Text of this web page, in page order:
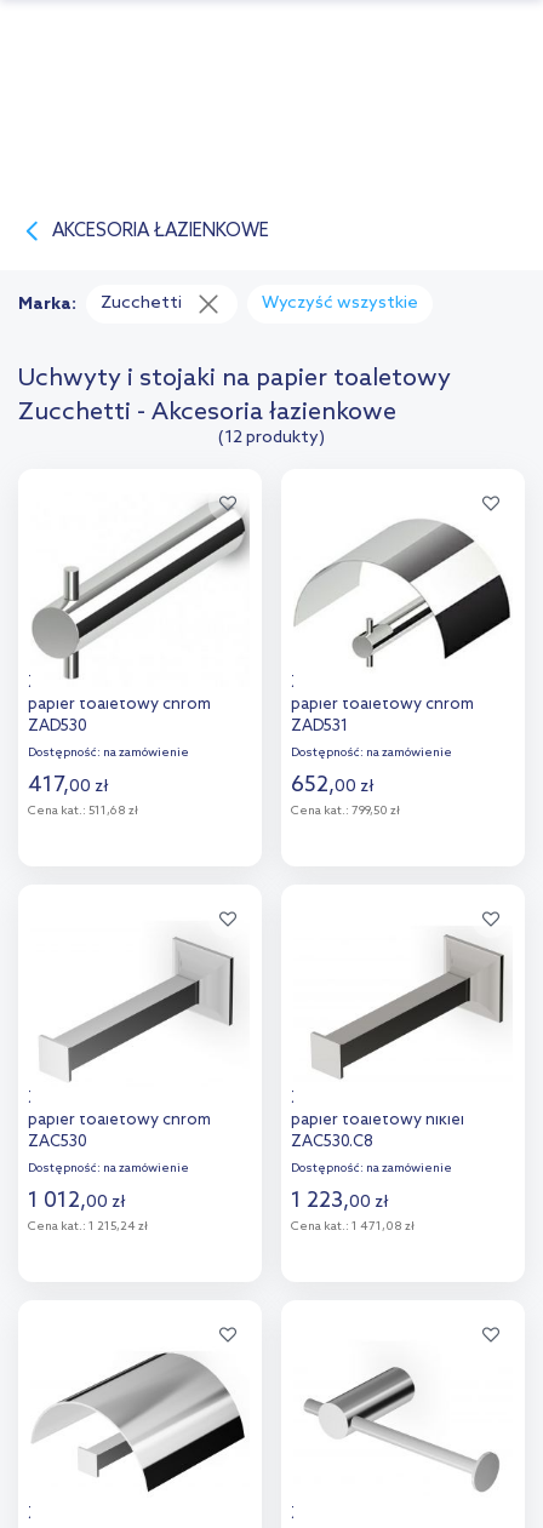
AKCESORIA ŁAZIENKOWE
Uchwyty i stojaki na papier toaletowy
Zucchetti - Akcesoria łazienkowe
(12 produkty)
Marka: Zucchetti Wyczyść wszystkie
Zucchetti Brim uchwyt na
papier toaletowy chrom
ZAD530
Dostępność: na zamówienie
417,00 zł
Cena kat.: 511,68 zł
Zucchetti Brim uchwyt na
papier toaletowy chrom
ZAD531
Dostępność: na zamówienie
652,00 zł
Cena kat.: 799,50 zł
Zucchetti Bellagio uchwyt na
papier toaletowy chrom
ZAC530
Dostępność: na zamówienie
1 012,00 zł
Cena kat.: 1 215,24 zł
porównania
Zucchetti Bellagio uchwyt na
papier toaletowy nikiel
ZAC530.C8
Dostępność: na zamówienie
1 223,00 zł
Cena kat.: 1 471,08 zł
porównania
Zucchetti Bellagio uchwyt na
Zucchetti Helm uchwyt na